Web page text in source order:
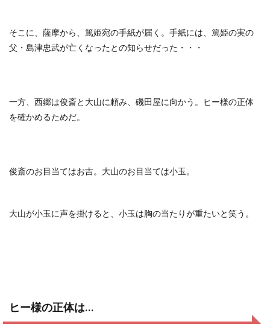
そこに、薩摩から、篤姫宛の手紙が届く。手紙には、篤姫の実の
父・島津忠武が亡くなったとの知らせだった・・・
一方、西郷は俊斎と大山に頼み、磯田屋に向かう。ヒー様の正体
を確かめるためだ。
俊斎のお目当てはお吉。大山のお目当ては小玉。
大山が小玉に声を掛けると、小玉は胸の当たりが重たいと笑う。
ヒー様の正体は…